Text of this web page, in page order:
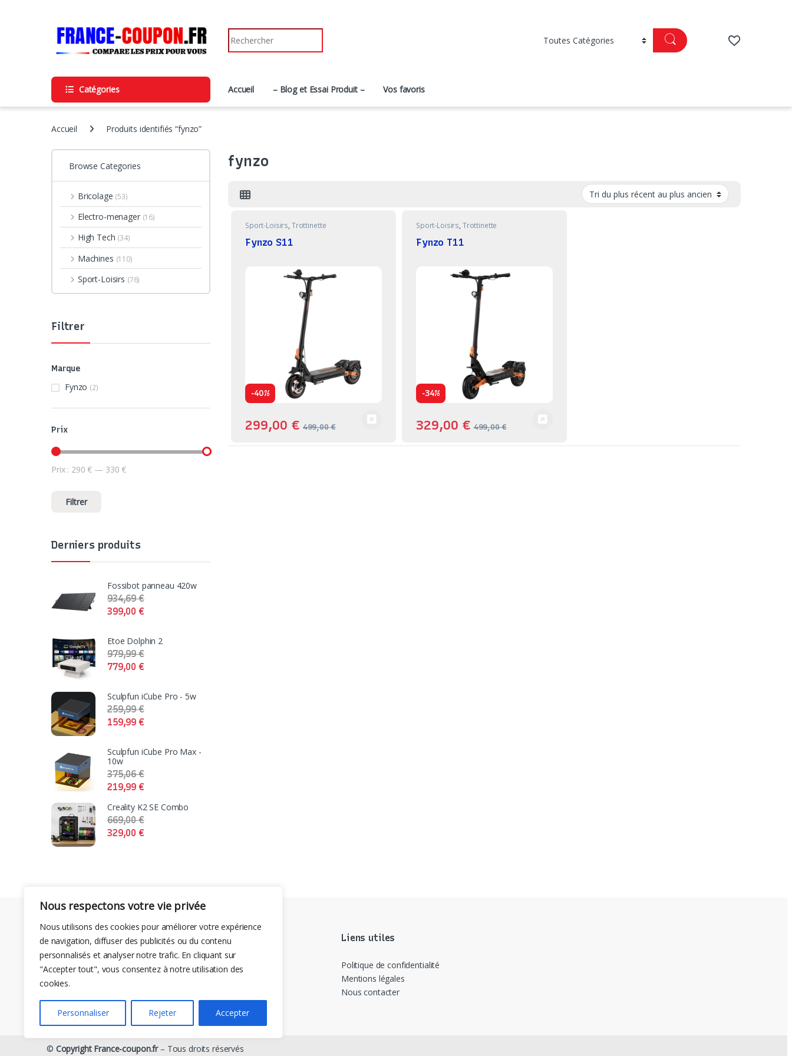
Nous respectons votre vie privée
Nous utilisons des cookies pour améliorer votre expérience
de navigation, diffuser des publicités ou du contenu
personnalisés et analyser notre trafic. En cliquant sur
"Accepter tout", vous consentez à notre utilisation des
cookies.
Personnaliser Rejeter Accepter
Search for:
Catégories Accueil – Blog et Essai Produit – Vos favoris
Accueil Produits identifiés “fynzo”
fynzo
Sport-Loisirs, Trottinette
Fynzo S11
-40%
299,00€ 499,00€
Sport-Loisirs, Trottinette
Fynzo T11
-34%
329,00 € 499,00€
Browse Categories
Bricolage (53)
Electro-menager (16)
High Tech (34)
Machines (110)
Sport-Loisirs (76)
Filtrer
Marque
Fynzo (2)
Prix
Prix min
Prix max
Filtrer
Prix : 290 € — 330 €
Derniers produits
Fossibot panneau 420w
399,00€
934,69€
Etoe Dolphin 2
779,00€
979,99€
Sculpfun iCube Pro - 5w
159,99€
259,99€
Sculpfun iCube Pro Max -
10w
219,99€
375,06€
Creality K2 SE Combo
329,00€
669,00€
Liens utiles
Politique de confidentialité
Mentions légales
Nous contacter
© Copyright France-coupon.fr– Tous droits réservés